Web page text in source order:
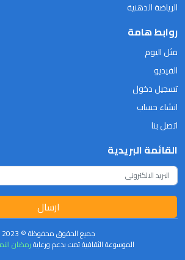
الرياضة الذهنية
روابط هامة
مثل اليوم
الفيديو
تسجيل دخول
انشاء حساب
اتصل بنا
القائمة البريدية
ارسال
جميع الحقوق محفوظة © 2023
الموسوعة الثقافية تمت بدعم ورعايةرمضان